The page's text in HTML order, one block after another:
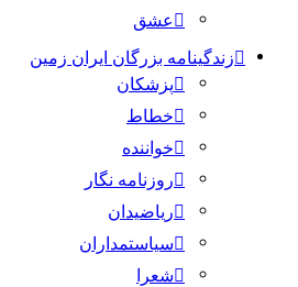
عشق
زندگینامه بزرگان ایران زمین
پزشکان
خطاط
خواننده
روزنامه نگار
ریاضیدان
سیاستمداران
شعرا